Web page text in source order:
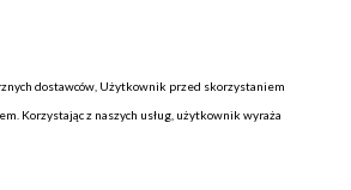
dostawców, Użytkownik przed skorzystaniem
Korzystając z naszych usług, użytkownik wyraża